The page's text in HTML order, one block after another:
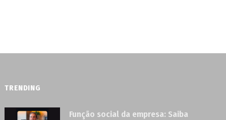
TRENDING
Função social da empresa: Saiba